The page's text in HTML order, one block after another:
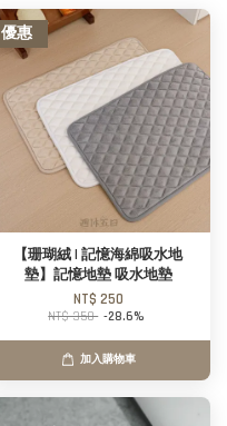
優惠
【珊瑚絨 | 記憶海綿吸水地
墊】記憶地墊 吸水地墊
NT$ 250
NT$ 350 -28.6%
加入購物車